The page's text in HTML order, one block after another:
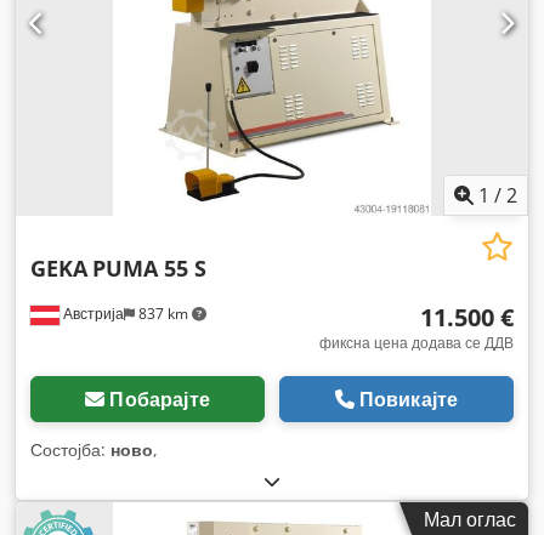
1 /2
Австрија 837 km
GEKA PUMA 55 S
11.500 €
фиксна цена додава се ДДВ
Побарајте Повикајте
Состојба: ново,
Мал оглас